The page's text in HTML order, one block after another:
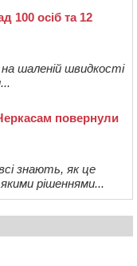
100 осіб та 12
на шаленій швидкості
повернули
знають, як це
рішеннями...